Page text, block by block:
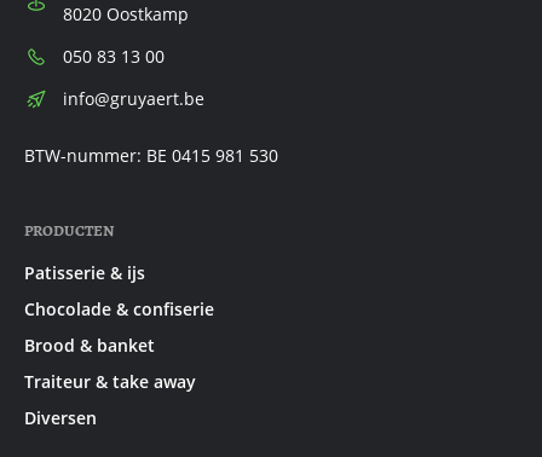
8020 Oostkamp
Telefoon:
050 83 13 00
E-
info@gruyaert.be
BTW-nummer: BE 0415 981 530
PRODUCTEN
Patisserie & ijs
Chocolade & confiserie
Brood & banket
Traiteur & take away
Diversen